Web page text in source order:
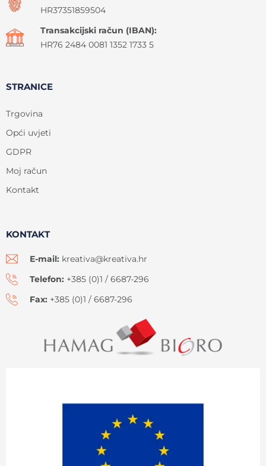
HR37351859504
Transakcijski račun (IBAN):
HR76 2484 0081 1352 1733 5
STRANICE
Trgovina
Opći uvjeti
GDPR
Moj račun
Kontakt
KONTAKT
E-mail: kreativa@kreativa.hr
Telefon: +385 (0)1 / 6687-296
Fax: +385 (0)1 / 6687-296